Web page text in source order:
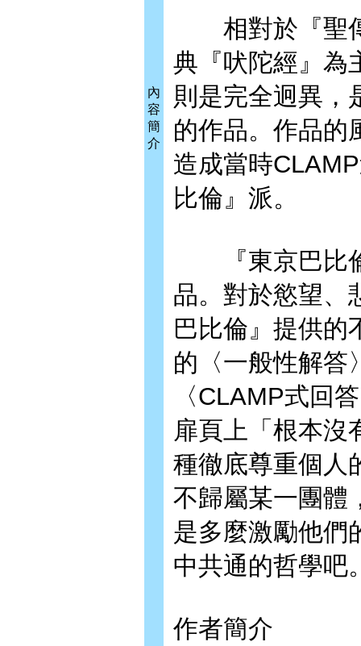
內
容
簡
介
相對於『聖傳
典『吠陀經』為
則是完全迥異，
的作品。作品的
造成當時
比倫』派。
『東京巴比倫
品。對於慾望、
巴比倫』提供的
的〈一般性解答
〈CLAMP式回
扉頁上「根本沒
種徹底尊重個人
不歸屬某一團體
是多麼激勵他們
中共通的哲學吧
作者簡介